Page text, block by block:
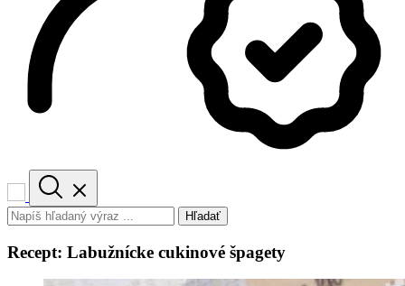
Hľadať
Recept: Labužnícke cukinové špagety